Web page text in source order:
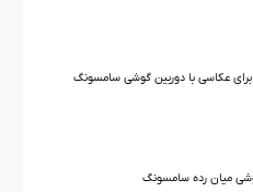
برای عکاسی با دوربین گوشی سامسونگ